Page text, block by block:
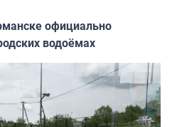
официально
водоёмах